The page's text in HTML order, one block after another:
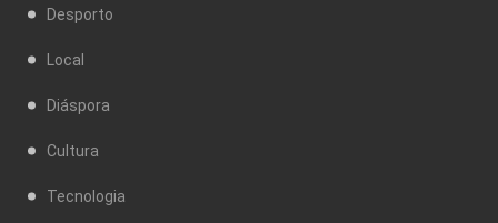
Desporto
Local
Diáspora
Cultura
Tecnologia